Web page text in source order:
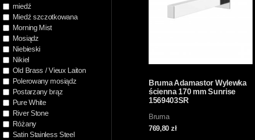
miedź
Miedź szczotkowana
Morning Mist
Mosiądz
Niebieski
Nikiel
Old Brass / Vieux Laiton
Polerowany mosiądz
Postarzany brąz
Pure White
River Stone
Różany
Satin Stainless Steel
Bruma Adamastor Wylewka
ścienna 170 mm Sunrise
1569403SR
Bruma
769,80 zł